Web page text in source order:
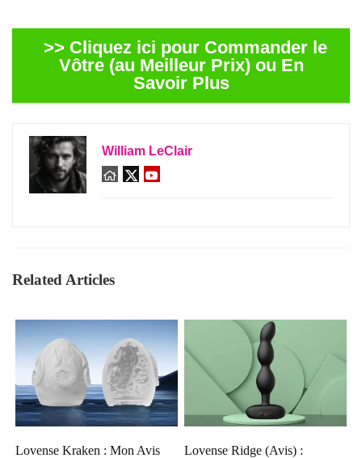
>> Cliquez ici pour Commander le
Vôtre (au Meilleur Prix) ou En
Savoir Plus
William LeClair
Related Articles
Lovense Kraken : Mon Avis
Lovense Ridge (Avis) :